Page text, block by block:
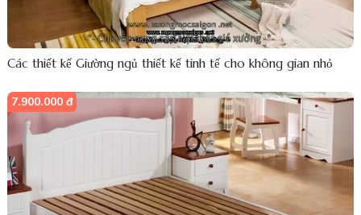
Các thiết kế Giường ngủ thiết kế tinh tế cho không gian nhỏ
7.900.000 đ